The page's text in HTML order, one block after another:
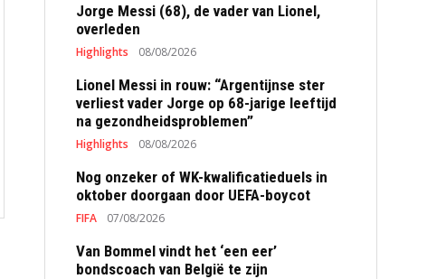
Jorge Messi (68), de vader van Lionel,
overleden
Highlights 08/08/2026
Lionel Messi in rouw: “Argentijnse ster
verliest vader Jorge op 68-jarige leeftijd
na gezondheidsproblemen”
Highlights 08/08/2026
Nog onzeker of WK-kwalificatieduels in
oktober doorgaan door UEFA-boycot
FIFA 07/08/2026
Van Bommel vindt het ‘een eer’
bondscoach van België te zijn